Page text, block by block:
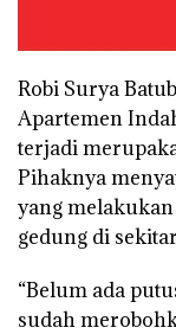
Robi Surya
Apartemen
terjadi
Pihaknya
yang
gedung di
“Belum ada
sudah